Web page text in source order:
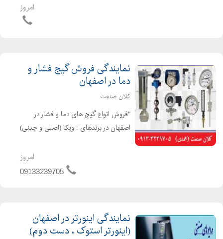
سال خدمات پس از فروش گروه بازرگانی
امروز
نمایندگی فروش گیج فشار و
دما در اصفهان
کلان صنعت
"فروش انواع گیج های دما و فشار در
اصفهان در برندهای : ویکا (اصلی و چینی)
روغنی و خشک به صورت : تابلویی یا
امروز
09133239705
نمایندگی اینورتر در اصفهان
(اینورتر استوک ، دست دوم)